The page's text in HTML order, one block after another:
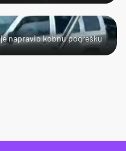
napravio kobnu pogrešku